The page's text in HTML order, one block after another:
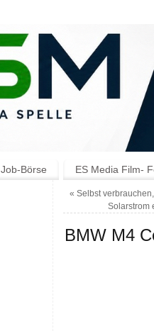
Job-Börse ES Media Film-
« Selbst
Solarstrom
BMW M4